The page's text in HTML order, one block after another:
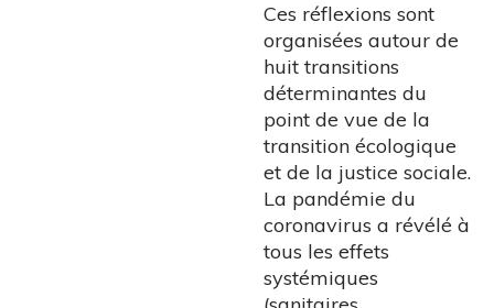
Ces réflexions sont
organisées autour de
huit transitions
déterminantes du
point de vue de la
transition écologique
et de la justice sociale.
La pandémie du
coronavirus a révélé à
tous les effets
systémiques